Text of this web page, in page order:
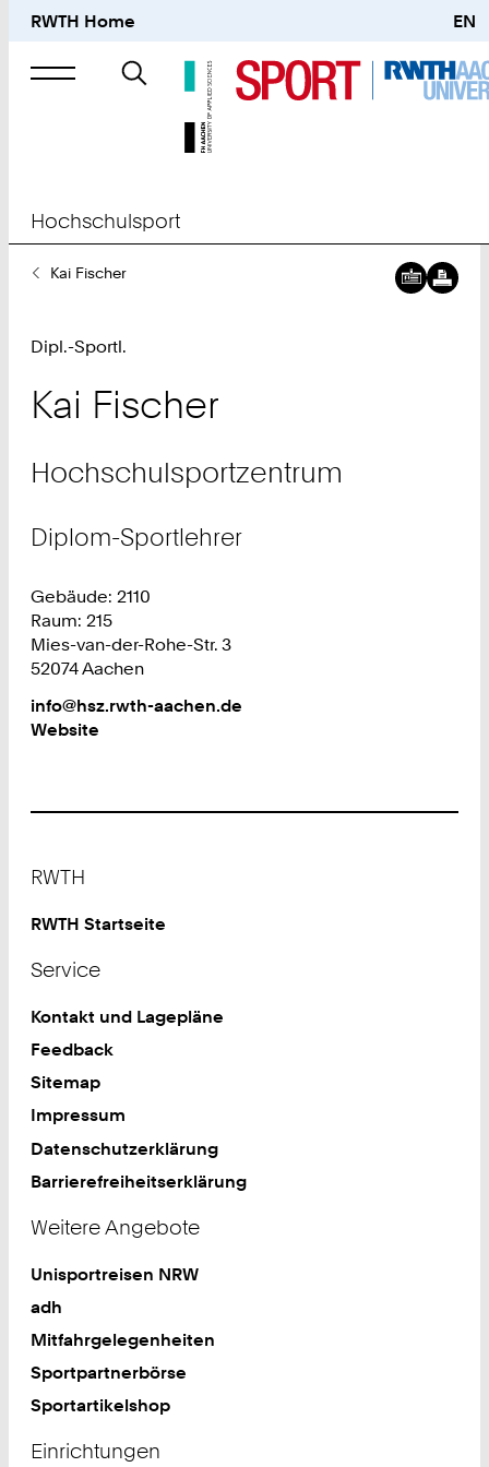
RWTH Home EN
Suche
nach
Hochschulsport
SieKai Fischer
Dipl.-Sportl.
Kai Fischer
Hochschulsportzentrum
Diplom-Sportlehrer
Gebäude: 2110
Raum: 215
Mies-van-der-Rohe-Str. 3
52074 Aachen
Work
info@hsz.rwth-aachen.de
Website
RWTH
RWTH Startseite
Service
Kontakt und Lagepläne
Feedback
Sitemap
Impressum
Datenschutzerklärung
Barrierefreiheitserklärung
Weitere Angebote
Unisportreisen NRW
adh
Mitfahrgelegenheiten
Sportpartnerbörse
Sportartikelshop
Einrichtungen